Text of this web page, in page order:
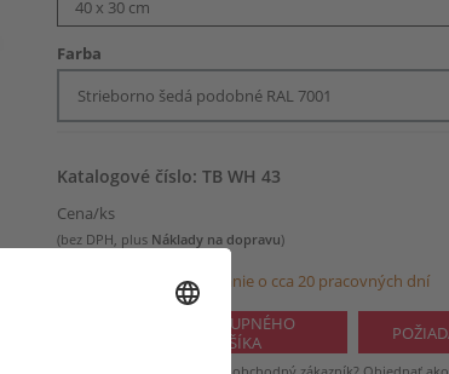
Farba
Strieborno šedá podobné RAL 7001
Katalogové číslo: TB WH 43
Cena/ks
(bez DPH, plus Náklady na dopravu)
Pripravené na odoslanie o cca 20 pracovných dní